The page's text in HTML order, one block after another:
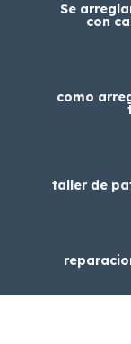
Se
con
como
taller de